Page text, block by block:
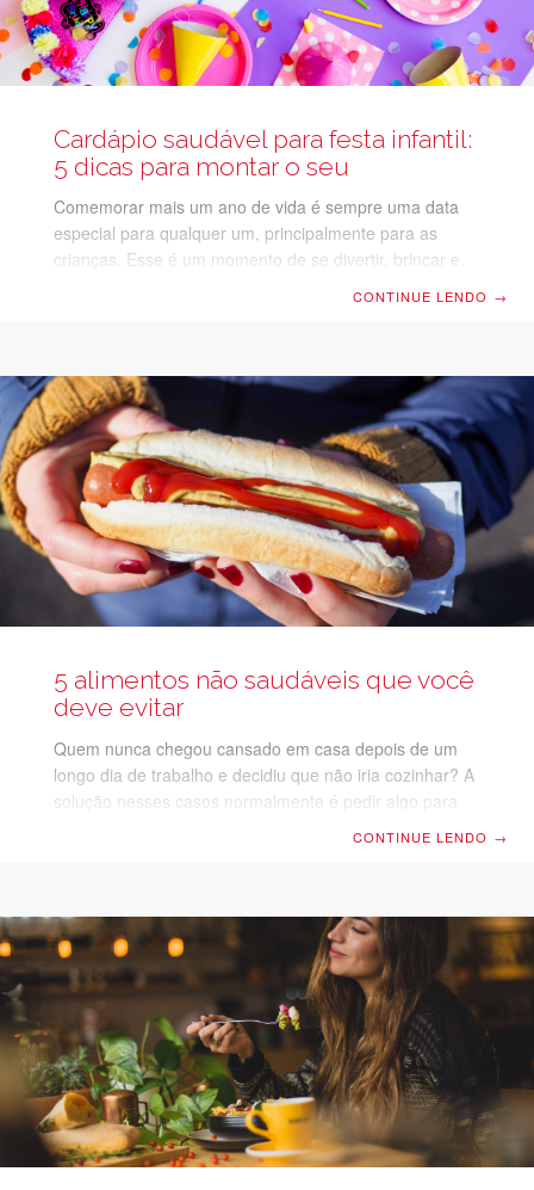
Cardápio saudável para festa infantil:
5 dicas para montar o seu
Comemorar mais um ano de vida é sempre uma data
especial para qualquer um, principalmente para as
crianças. Esse é um momento de se divertir, brincar e,
Mas, não precisa ser assim. Embora às vezes pareça
impossível preparar um cardápio saudável para festa
infantil, na verdade, com um
CONTINUE LENDO →
5 alimentos não saudáveis que você
deve evitar
Quem nunca chegou cansado em casa depois de um
longo dia de trabalho e decidiu que não iria cozinhar? A
solução nesses casos normalmente é pedir algo para
saudáveis, que podem abalar a saúde da sua família.
Assim, o ideal é evitá-los ao máximo. Certamente você
já tem uma ideia de quais são estes alimentos,
CONTINUE LENDO →